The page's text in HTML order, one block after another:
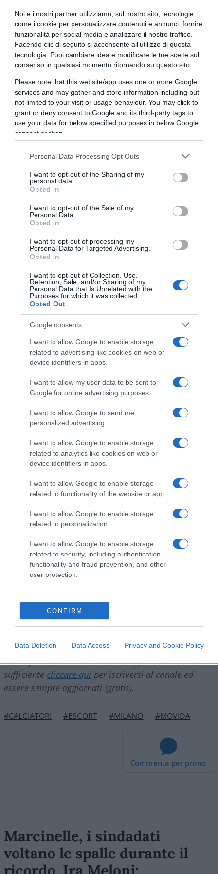
Noi e i nostri partner utilizziamo, sul nostro sito, tecnologie
come i cookie per personalizzare contenuti e annunci, fornire
funzionalità per social media e analizzare il nostro traffico.
Facendo clic di seguito si acconsente all'utilizzo di questa
tecnologia. Puoi cambiare idea e modificare le tue scelte sul
consenso in qualsiasi momento ritornando su questo sito
Please note that this website/app uses one or more Google
services and may gather and store information including but
not limited to your visit or usage behaviour. You may click to
grant or deny consent to Google and its third-party tags to
use your data for below specified purposes in below Google
consent section.
Personal Data Processing Opt Outs
I want to opt-out of the Sharing of my
personal data.
Opted In
I want to opt-out of the Sale of my
Personal Data.
Opted In
I want to opt-out of processing my
Personal Data for Targeted Advertising.
Opted In
I want to opt-out of Collection, Use,
Retention, Sale, and/or Sharing of my
Personal Data that Is Unrelated with the
Purposes for which it was collected.
Opted Out
Google consents
I want to allow Google to enable storage
related to advertising like cookies on web or
device identifiers in apps.
I want to allow my user data to be sent to
Google for online advertising purposes.
I want to allow Google to send me
personalized advertising.
I want to allow Google to enable storage
related to analytics like cookies on web or
device identifiers in apps.
I want to allow Google to enable storage
related to functionality of the website or app.
I want to allow Google to enable storage
related to personalization.
I want to allow Google to enable storage
related to security, including authentication
functionality and fraud prevention, and other
user protection.
CONFIRM
Data Deletion Data Access Privacy and Cookie Policy
30% e il 35% degli incassi del privé.
“Influencer e ragazze immagine,
non escort”
Uno dei punti centrali della difesa riguarda la
presenza delle ragazze ai tavoli.“Non c’erano
escort, ma influencer e ragazze invitate che
non venivano retribuite e che pubblicizzavano
gli eventi sui social
euro, le addette all’accoglienza e al servizio ai
tavoli. Una struttura organizzativa che, secondo la
difesa, era replicata anche a Mykonos, dove la
clienti facoltosi senza alcun coinvolgimento in
attività illecite.
Gli inquirenti, coordinati dal procuratore aggiunto
Bruna Albertini, stanno analizzando i dispositivi
sequestrati – telefoni e computer – per cercare
riscontri alle accuse. Nelle verifiche compare
anche un elenco di parole chiave che include i
nomi di circa settanta calciatori che avrebbero
avuto contatti, a vario titolo, con l’organizzazione.
Al momento, però, nessun atleta risulta
indagato, così come non lo sono le giovani
donne coinvolte, per la maggior parte hostess
di una decina le ragazze tra i 18 e i 20 anni che
potrebbero aver avuto un ruolo più delicato
. Un numero limitato rispetto al
centinaio di figure che ruotavano attorno
all’organizzazione. Hanno invece scelto di non
rispondere agli interrogatori gli altri due indagati
ai domiciliari, il brasiliano
. Quest’ultimo ha comunque rilasciato
dichiarazioni spontanee, spiegando di essersi
occupato esclusivamente delle prenotazioni dei
tavoli e negando qualsiasi coinvolgimento
Nicolaporro.it è anche su Whatsapp. È
sufficiente cliccare qui per iscriversi al canale ed
essere sempre aggiornati (gratis).
#CALCIATORI #ESCORT #MILANO #MOVIDA
Commenta per primo
Marcinelle, i sindadati
voltano le spalle durante il
ricordo. Ira Meloni: